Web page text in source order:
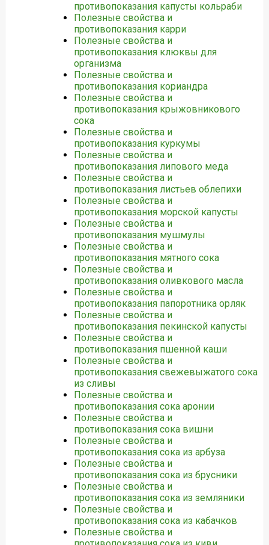
противопоказания капусты кольраби
Полезные свойства и
противопоказания карри
Полезные свойства и
противопоказания клюквы для
организма
Полезные свойства и
противопоказания кориандра
Полезные свойства и
противопоказания крыжовникового
сока
Полезные свойства и
противопоказания куркумы
Полезные свойства и
противопоказания липового меда
Полезные свойства и
противопоказания листьев облепихи
Полезные свойства и
противопоказания морской капусты
Полезные свойства и
противопоказания мушмулы
Полезные свойства и
противопоказания мятного сока
Полезные свойства и
противопоказания оливкового масла
Полезные свойства и
противопоказания папоротника орляк
Полезные свойства и
противопоказания пекинской капусты
Полезные свойства и
противопоказания пшенной каши
Полезные свойства и
противопоказания свежевыжатого сока
из сливы
Полезные свойства и
противопоказания сока аронии
Полезные свойства и
противопоказания сока вишни
Полезные свойства и
противопоказания сока из арбуза
Полезные свойства и
противопоказания сока из брусники
Полезные свойства и
противопоказания сока из земляники
Полезные свойства и
противопоказания сока из кабачков
Полезные свойства и